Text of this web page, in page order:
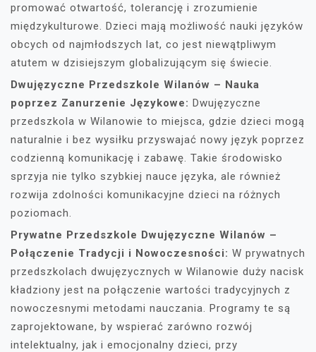
promować otwartość, tolerancję i zrozumienie
międzykulturowe. Dzieci mają możliwość nauki języków
obcych od najmłodszych lat, co jest niewątpliwym
atutem w dzisiejszym globalizującym się świecie.
Dwujęzyczne Przedszkole Wilanów – Nauka
poprzez Zanurzenie Językowe: Dwujęzyczne
przedszkola w Wilanowie to miejsca, gdzie dzieci mogą
naturalnie i bez wysiłku przyswajać nowy język poprzez
codzienną komunikację i zabawę. Takie środowisko
sprzyja nie tylko szybkiej nauce języka, ale również
rozwija zdolności komunikacyjne dzieci na różnych
poziomach.
Prywatne Przedszkole Dwujęzyczne Wilanów –
Połączenie Tradycji i Nowoczesności: W prywatnych
przedszkolach dwujęzycznych w Wilanowie duży nacisk
kładziony jest na połączenie wartości tradycyjnych z
nowoczesnymi metodami nauczania. Programy te są
zaprojektowane, by wspierać zarówno rozwój
intelektualny, jak i emocjonalny dzieci, przy